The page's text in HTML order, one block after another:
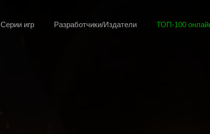
Серии игр Разработчики/Издатели ТОП-100